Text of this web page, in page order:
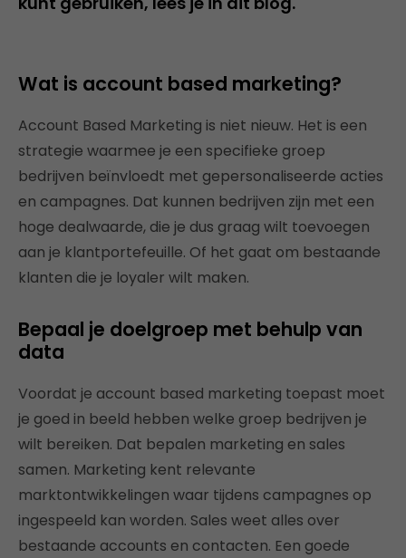
Wat is account based marketing?
Account Based Marketing is niet nieuw. Het is een
strategie waarmee je een specifieke groep
bedrijven beïnvloedt met gepersonaliseerde acties
en campagnes. Dat kunnen bedrijven zijn met een
hoge dealwaarde, die je dus graag wilt toevoegen
aan je klantportefeuille. Of het gaat om bestaande
klanten die je loyaler wilt maken.
Bepaal je doelgroep met behulp van
data
Voordat je account based marketing toepast moet
je goed in beeld hebben welke groep bedrijven je
wilt bereiken. Dat bepalen marketing en sales
samen. Marketing kent relevante
marktontwikkelingen waar tijdens campagnes op
ingespeeld kan worden. Sales weet alles over
bestaande accounts en contacten. Een goede